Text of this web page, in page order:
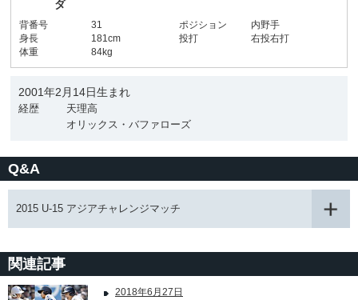
ダ
背番号 31 ポジション
内野手
身長
181cm 投打
右投右打
体重
84kg
2001年2月14日生まれ
経歴
天理高
オリックス・バファローズ
Q&A
2015 U-15 アジアチャレンジマッチ
関連記事
2018年6月27日